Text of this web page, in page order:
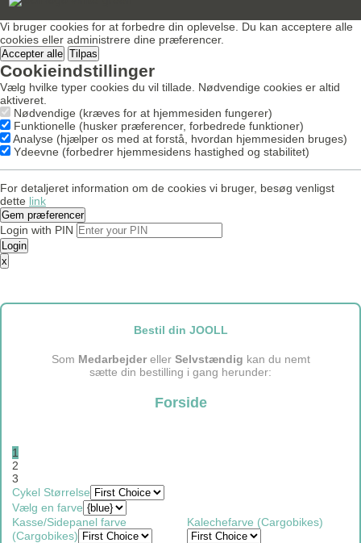
Vi bruger cookies for at forbedre din oplevelse. Du kan acceptere alle
cookies eller administrere dine præferencer.
Accepter alle Tilpas
Cookieindstillinger
Vælg hvilke typer cookies du vil tillade. Nødvendige cookies er altid
aktiveret.
Nødvendige (kræves for at hjemmesiden fungerer)
Funktionelle (husker præferencer, forbedrede funktioner)
Analyse (hjælper os med at forstå, hvordan hjemmesiden bruges)
Ydeevne (forbedrer hjemmesidens hastighed og stabilitet)
For detaljeret information om de cookies vi bruger, besøg venligst
dette link
Gem præferencer
Login with PIN
Login
x
Bestil din JOOLL
Som Medarbejdereller Selvstændig kan du nemt
sætte din bestilling i gang herunder:
Forside
1
2
3
Cykel Størrelse
Vælg en farve
Kasse/Sidepanel farve
(Cargobikes)
Kalechefarve (Cargobikes)